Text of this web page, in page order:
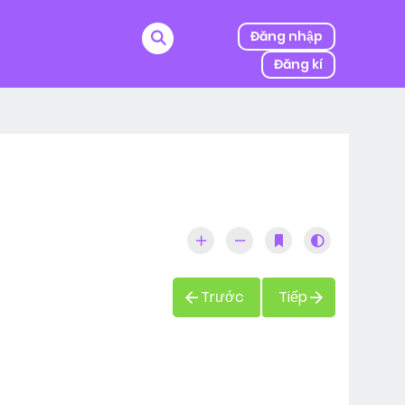
Đăng nhập
Đăng kí
thù của ba mình bắt cóc, người được mệnh danh
Trước Tiếp